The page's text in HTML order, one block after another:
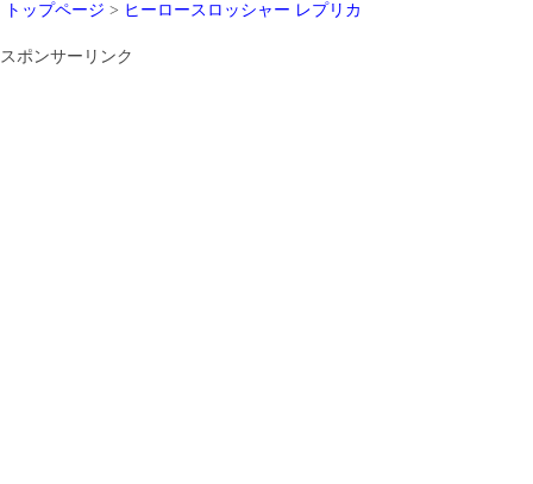
トップページ > ヒーロースロッシャー レプリカ
スポンサーリンク